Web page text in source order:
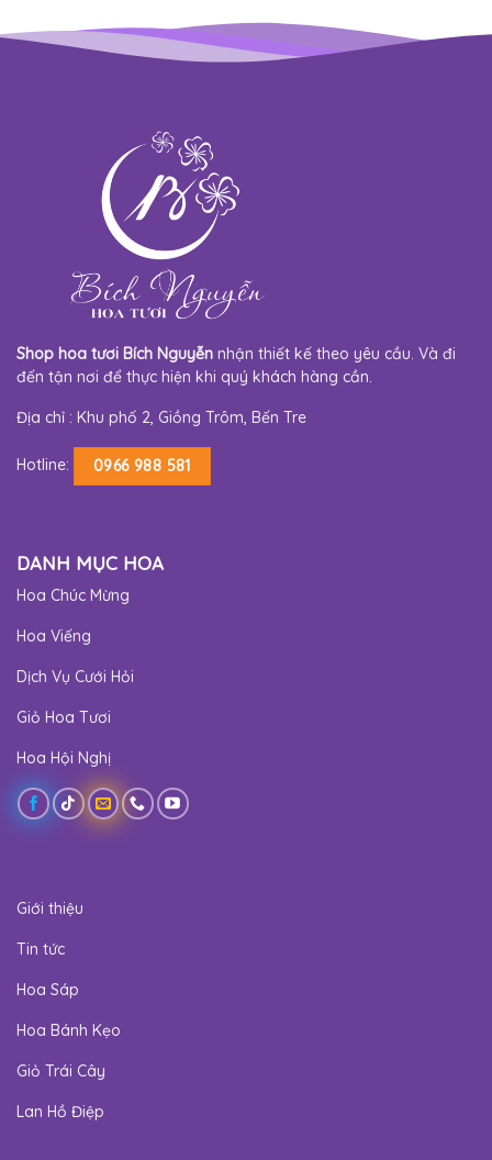
Shop hoa tươi Bích Nguyễn nhận thiết kế theo yêu cầu. Và đi
đến tận nơi để thực hiện khi quý khách hàng cần.
Địa chỉ : Khu phố 2, Giồng Trôm, Bến Tre
Hotline: 0966 988 581
DANH MỤC HOA
Hoa Chúc Mừng
Hoa Viếng
Dịch Vụ Cưới Hỏi
Giỏ Hoa Tươi
Hoa Hội Nghị
Giới thiệu
Tin tức
Hoa Sáp
Hoa Bánh Kẹo
Giỏ Trái Cây
Lan Hồ Điệp